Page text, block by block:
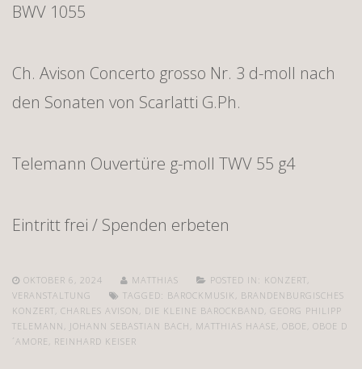
BWV 1055
Ch. Avison Concerto grosso Nr. 3 d-moll nach
den Sonaten von Scarlatti G.Ph.
Telemann Ouvertüre g-moll TWV 55 g4
Eintritt frei / Spenden erbeten
OKTOBER 6, 2024 MATTHIAS POSTED IN: KONZERT
VERANSTALTUNG
TAGGED: BAROCKMUSIK
BRANDENBURGISCHES
KONZERT CHARLES AVISON DIE KLEINE BAROCKBAND GEORG PHILIPP
TELEMANN
JOHANN SEBASTIAN BACH MATTHIAS HAASE OBOE OBOE D
´AMORE
REINHARD KEISER